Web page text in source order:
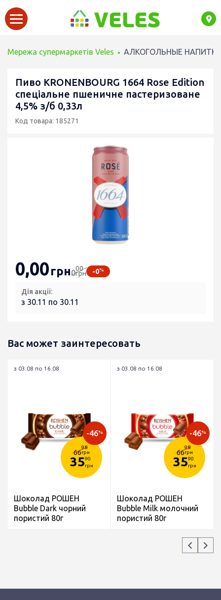
Мережа супермаркетів Veles АЛКОГОЛЬНЫЕ
Пиво KRONENBOURG 1664 Rose Edition
спеціальне пшеничне пастеризоване
4,5% з/б 0,33л
Код товара: 185271
0,00грн000
грн -0%
Дія акції:
з 30.11 по 30.11
Вас может заинтересовать
з 03.08 по 16.08
66
98
грн
3590
грн
-46%
Шоколад РОШЕН
Bubble Dark чорний
пористий 80г
з 03.08 по 16.08
66
98
грн
3590
грн
-46%
Шоколад РОШЕН
Bubble Milk молочний
пористий 80г